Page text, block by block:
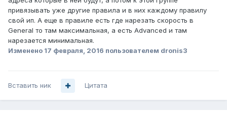
привязывать уже другие правила и в них каждому правилу
свой ип. А еще в правиле есть где нарезать скорость в
General то там максимальная, а есть Advanced и там
нарезается минимальная.
Изменено 17 февраля, 2016 пользователем dronis3
Вставить ник Цитата